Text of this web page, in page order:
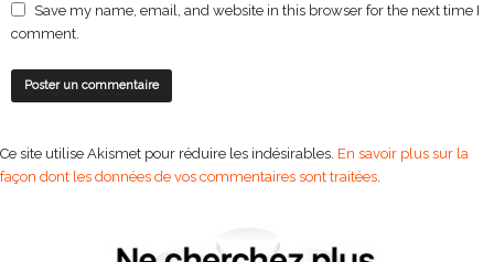
Save my name, email, and website in this browser for the next time I
comment.
Ce site utilise Akismet pour réduire les indésirables. En savoir plus sur la
façon dont les données de vos commentaires sont traitées